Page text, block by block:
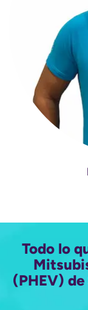
Todo lo
(PHEV)